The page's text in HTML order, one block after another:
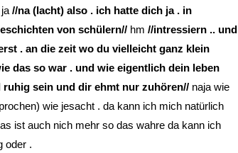
//na (lacht) also . ich hatte dich ja . in
von schülern// hm //intressiern .. und
. an die zeit wo du vielleicht ganz klein
das so war . und wie eigentlich dein leben
sein und dir ehmt nur zuhören// naja wie
wie jesacht . da kann ich mich natürlich
ist auch nich mehr so das wahre da kann ich
oder .